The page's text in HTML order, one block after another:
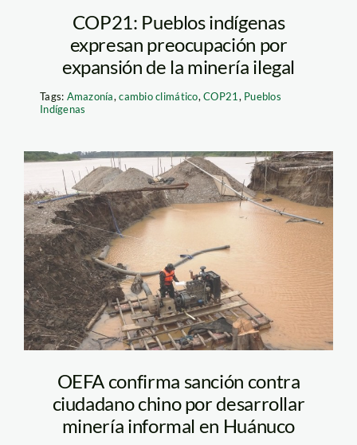
COP21: Pueblos indígenas
expresan preocupación por
expansión de la minería ilegal
Tags: Amazonía,cambio climático,COP21 , Pueblos
Indígenas
minería
ilegal_huánuco_andina
OEFA confirma sanción contra
ciudadano chino por desarrollar
minería informal en Huánuco